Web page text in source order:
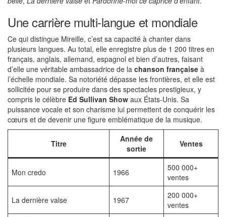
Une carrière multi-langue et mondiale
Ce qui distingue Mireille, c’est sa capacité à chanter dans
plusieurs langues. Au total, elle enregistre plus de 1 200 titres en
français, anglais, allemand, espagnol et bien d’autres, faisant
d’elle une véritable ambassadrice de la chanson française à
l’échelle mondiale. Sa notoriété dépasse les frontières, et elle est
sollicitée pour se produire dans des spectacles prestigieux, y
compris le célèbre Ed Sullivan Show aux États-Unis. Sa
puissance vocale et son charisme lui permettent de conquérir les
cœurs et de devenir une figure emblématique de la musique.
Titre
Année de
sortie
Ventes
Mon credo 1966
500 000+
ventes
La dernière valse 1967
200 000+
ventes